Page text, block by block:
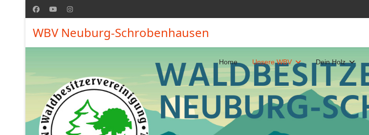
WBV Neuburg-Schrobenhausen
Home Unsere WBV Dein Holz